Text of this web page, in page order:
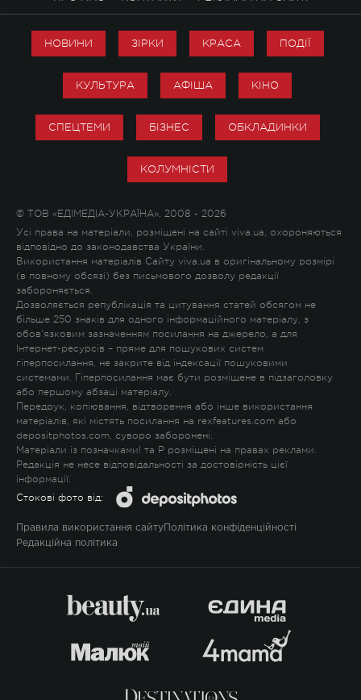
НОВИНИ ЗІРКИ КРАСА ПОДІЇ
КУЛЬТУРА АФІША КІНО
СПЕЦТЕМИ БІЗНЕС ОБКЛАДИНКИ
КОЛУМНІСТИ
© ТОВ «ЕДІМЕДІА-УКРАЇНА», 2008 - 2026
Усі права на матеріали, розміщені на сайті viva.ua, охороняються
відповідно до законодавства України.
Використання матеріалів Сайту viva.ua в оригінальному розмірі
(в повному обсязі) без письмового дозволу редакції
забороняється.
Дозволяється републікація та цитування статей обсягом не
більше 250 знаків для одного інформаційного матеріалу, з
обов'язковим зазначенням посилання на джерело, а для
Інтернет-ресурсів – пряме для пошукових систем
гіперпосилання, не закрите від індексації пошуковими
системами. Гіперпосилання має бути розміщене в підзаголовку
або першому абзаці матеріалу.
Передрук, копіювання, відтворення або інше використання
матеріалів, які містять посилання на rexfeatures.com або
depositphotos.com, суворо заборонені.
Матеріали із позначками! та P розміщені на правах реклами.
Редакція не несе відповідальності за достовірність цієї
інформації.
Стокові фото від:
Правила використання сайту Політика конфіденційності
Редакційна політика